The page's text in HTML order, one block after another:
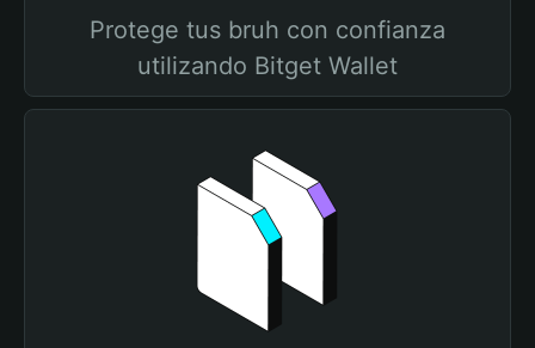
Protege tus bruh con confianza
utilizando Bitget Wallet